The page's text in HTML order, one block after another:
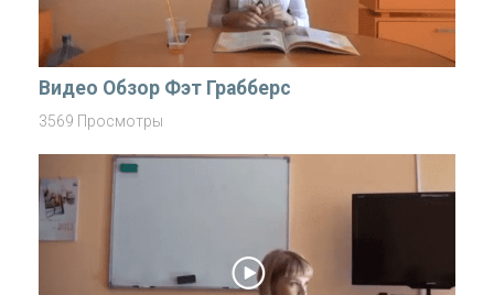
Видео Обзор Фэт Грабберс
3569 Просмотры